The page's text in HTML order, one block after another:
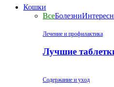
Кошки
ВсеБолезни
Лечение и профилактика
Лучшие
Содержание и уход